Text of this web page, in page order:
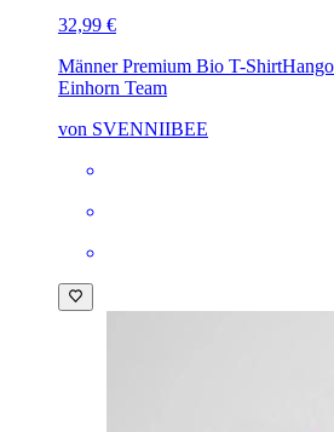
32,99 €
Männer Premium Bio T-Shirt
Einhorn Team
von SVENNIIBEE